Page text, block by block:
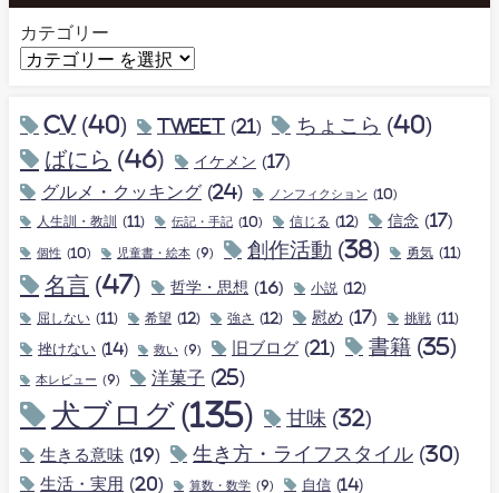
カテゴリー
CV (40) tweet (21) ちょこら (40)
ばにら (46) イケメン (17)
グルメ・クッキング (24) ノンフィクション (10)
人生訓・教訓 (11) 伝記・手記 (10) 信じる (12) 信念 (17)
個性 (10) 児童書・絵本 (9) 創作活動 (38) 勇気 (11)
名言 (47) 哲学・思想 (16) 小説 (12)
屈しない (11) 希望 (12) 強さ (12) 慰め (17) 挑戦 (11)
挫けない (14) 救い (9) 旧ブログ (21) 書籍 (35)
本レビュー (9) 洋菓子 (25)
犬ブログ (135) 甘味 (32)
生きる意味 (19) 生き方・ライフスタイル (30)
生活・実用 (20) 算数・数学 (9) 自信 (14)